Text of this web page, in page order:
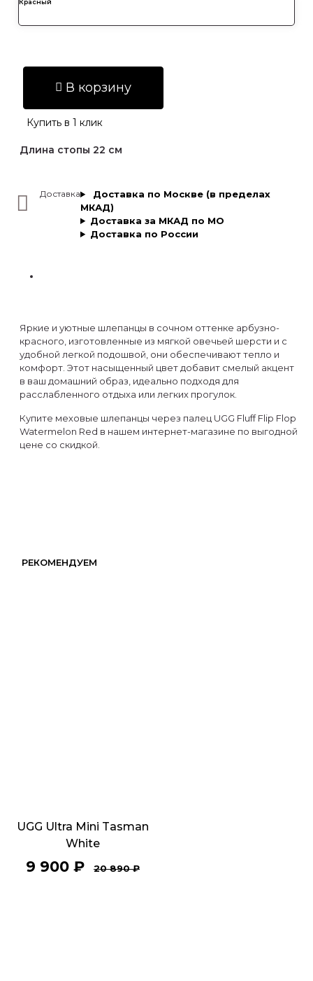
Красный
В корзину
Купить в 1 клик
Длина стопы 22 см
Доставка
Доставка по Москве (в пределах
МКАД)
Доставка за МКАД по МО
Доставка по России
Яркие и уютные шлепанцы в сочном оттенке арбузно-
красного, изготовленные из мягкой овечьей шерсти и с
удобной легкой подошвой, они обеспечивают тепло и
комфорт. Этот насыщенный цвет добавит смелый акцент
в ваш домашний образ, идеально подходя для
расслабленного отдыха или легких прогулок.
Купите меховые шлепанцы через палец UGG Fluff Flip Flop
Watermelon Red в нашем интернет-магазине по выгодной
цене со скидкой.
РЕКОМЕНДУЕМ
UGG Ultra Mini Tasman
White
9 900₽ 20 890₽